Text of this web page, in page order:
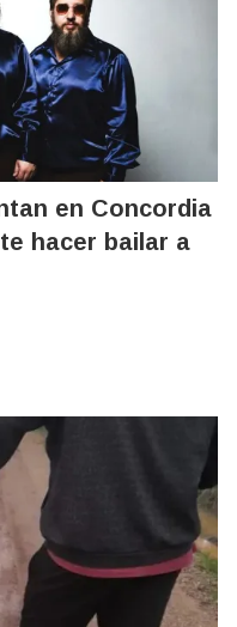
en Concordia
hacer bailar a